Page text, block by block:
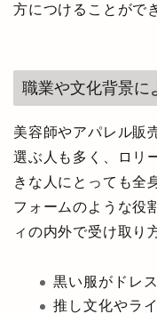
方につけることがで
職業や文化背景に
美容師やアパレル販
選ぶ人も多く、ロリ
きな人にとっても全
フォームのような役
ィの内外で受け取り
黒い服がドレ
推し文化やラ